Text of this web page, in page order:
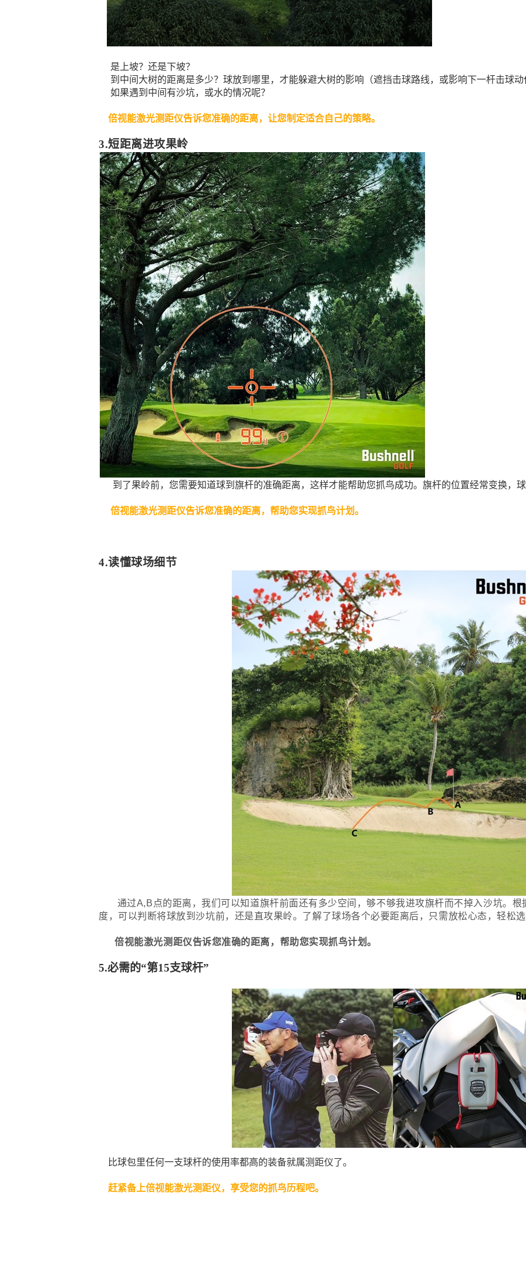
是上坡？还是下坡？
到中间大树的距离是多少？球放到哪里，才能躲避大树的影响（遮挡击球路线，或影响下一杆击球动
如果遇到中间有沙坑，或水的情况呢？
倍视能激光测距仪告诉您准确的距离，让您制定适合自己的策略。
3.短距离进攻果岭
到了果岭前，您需要知道球到旗杆的准确距离，这样才能帮助您抓鸟成功。旗杆的位置经常变换，
倍视能激光测距仪告诉您准确的距离，帮助您实现抓鸟计划。
4.读懂球场细节
通过A,B点的距离，我们可以知道旗杆前面还有多少空间，够不够我进攻旗杆而不掉入沙坑。根
度，可以判断将球放到沙坑前，还是直攻果岭。了解了球场各个必要距离后，只需放松心态，轻松
倍视能激光测距仪告诉您准确的距离，帮助您实现抓鸟计划。
5.必需的“第15支球杆”
比球包里任何一支球杆的使用率都高的装备就属测距仪了。
赶紧备上倍视能激光测距仪，享受您的抓鸟历程吧。